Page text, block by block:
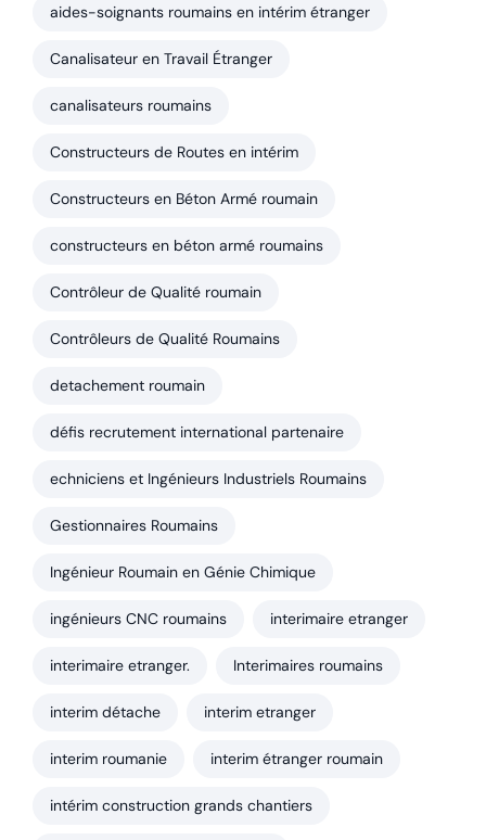
aides-soignants roumains en intérim étranger
Canalisateur en Travail Étranger
canalisateurs roumains
Constructeurs de Routes en intérim
Constructeurs en Béton Armé roumain
constructeurs en béton armé roumains
Contrôleur de Qualité roumain
Contrôleurs de Qualité Roumains
detachement roumain
défis recrutement international partenaire
echniciens et Ingénieurs Industriels Roumains
Gestionnaires Roumains
Ingénieur Roumain en Génie Chimique
ingénieurs CNC roumains interimaire etranger
interimaire etranger. Interimaires roumains
interim détache interim etranger
interim roumanie interim étranger roumain
intérim construction grands chantiers